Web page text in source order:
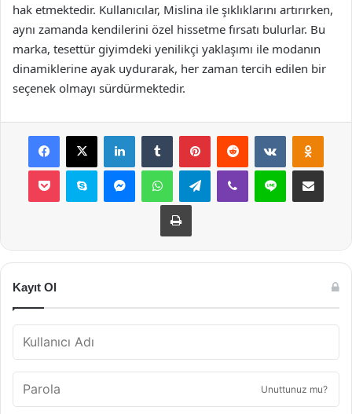
hak etmektedir. Kullanıcılar, Mislina ile şıklıklarını artırırken,
aynı zamanda kendilerini özel hissetme fırsatı bulurlar. Bu
marka, tesettür giyimdeki yenilikçi yaklaşımı ile modanın
dinamiklerine ayak uydurarak, her zaman tercih edilen bir
seçenek olmayı sürdürmektedir.
Facebook
X LinkedInTumblr PinterestReddit VKontakte
Pocket Skype MessengerWhatsAppTelegramViber Line E-Posta ile
Yazdır
Kayıt Ol
Unuttunuz mu?